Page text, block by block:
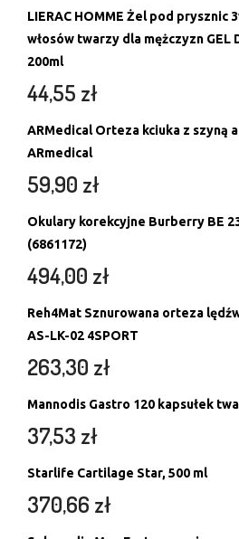
LIERAC HOMME Żel pod prysznic
włosów twarzy dla mężczyzn GEL
200ml
44,55 zł
ARMedical Orteza kciuka z szyną
ARmedical
59,90 zł
Okulary korekcyjne Burberry BE
(6861172)
494,00 zł
Reh4Mat Sznurowana orteza
AS-LK-02 4SPORT
263,30 zł
Mannodis Gastro 120 kapsułek
37,53 zł
Starlife Cartilage Star, 500 ml
370,66 zł